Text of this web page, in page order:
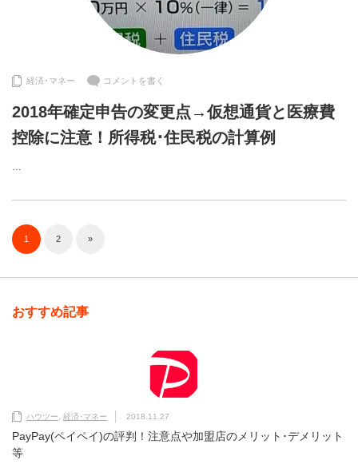
経済･マネー コメントを書く
2018年確定申告の変更点→仮想通貨と医療費
控除に注意！所得税･住民税の計算例
…
1 2 »
おすすめ記事
ハウツー 経済･マネー 2018.11.27
PayPay(ペイペイ)の評判！注意点や加盟店のメリット･デメリット
等